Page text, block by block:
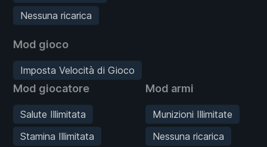
Nessuna ricarica
Mod gioco
Imposta Velocità di Gioco
Mod giocatore
Salute Illimitata
Stamina Illimitata
Mod armi
Munizioni Illimitate
Nessuna ricarica